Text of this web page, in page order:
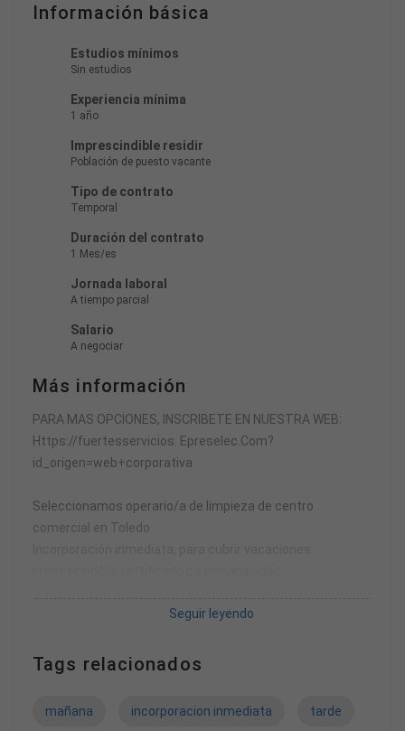
Información básica
Estudios mínimos
Sin estudios
Experiencia mínima
1 año
Imprescindible residir
Población de puesto vacante
Tipo de contrato
Temporal
Duración del contrato
1 Mes/es
Jornada laboral
A tiempo parcial
Salario
A negociar
Más información
PARA MAS OPCIONES, INSCRIBETE EN NUESTRA WEB:
Https://fuertesservicios. Epreselec.Com?
id_origen=web+corporativa
Seleccionamos operario/a de limpieza de centro
comercial en Toledo
establece la Ley, con horarios de mañana y tarde (6,22
Funciones a desempeñar: limpieza de hipermercado,
Salario: Según convenio.
Seguir leyendo
Tags relacionados
mañana incorporacion inmediata tarde